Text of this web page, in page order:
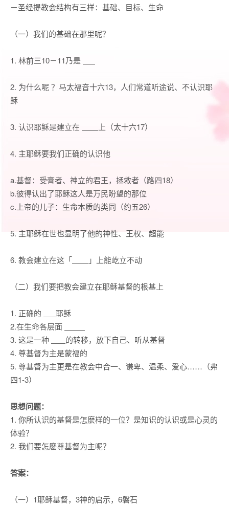
－圣经提教会结构有三样：基础、目标、生命
（一）我们的基础在那里呢？
1. 林前三10－11乃是
2. 为什么呢 ？马太福音十六13，人们常道听途说、不认识耶
稣
3. 认识耶稣是建立在 上（太十六17）
4. 主耶稣要我们正确的认识他
a.基督：受膏者、神立的君王，拯救者（路四18）
b.彼得认出了耶稣这人是万民盼望的那位
c.上帝的儿子：生命本质的类同（约五26）
5. 主耶稣在世也显明了他的神性、王权、超能
6. 教会建立在这「 」上能屹立不动
（二）我们要把教会建立在耶稣基督的根基上
1. 正确的
耶稣
2.在生命各层面
3. 这是一种
的转移，放下自己、听从基督
4. 尊基督为主是蒙福的
5. 尊基督为主更是在教会中合一、谦卑、温柔、爱心…… （弗
四1-3）
思想问题：
1. 你所认识的基督是怎麽样的一位？是知识的认识或是心灵的
体验？
2. 我们要怎麽尊基督为主呢？
答案：
（一） 1耶稣基督， 3神的启示， 6磐石